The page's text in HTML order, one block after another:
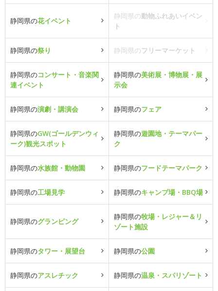
静岡県の花イベント
静岡県の動物ふれあいイベン
ト
静岡県の祭り 静岡県のフリーマーケット
静岡県のコンサート・音楽関
連イベント
静岡県の美術展・博物展・展
示会
静岡県の演劇・講演会 静岡県のフェア
静岡県のGW(ゴールデンウィ
ーク)観光スポット
静岡県の遊園地・テーマパー
ク
静岡県の水族館・動物園 静岡県のフードテーマパーク
静岡県の工場見学 静岡県のキャンプ場・BBQ場
静岡県のグランピング
静岡県の牧場・レジャー＆リ
ゾート施設
静岡県のタワー・展望台 静岡県の公園
静岡県のアスレチック 静岡県の温泉・スパリゾート